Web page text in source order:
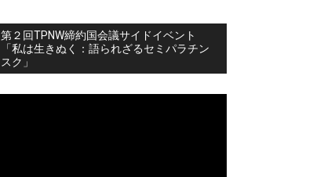
第２回TPNW締約国会議サイドイベント
「私は生きぬく：語られざるセミパラチン
スク」